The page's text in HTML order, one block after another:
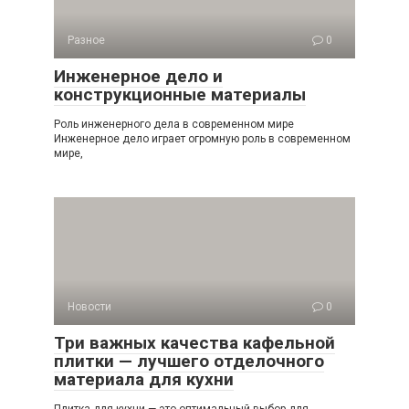
Разное 0
Инженерное дело и
конструкционные материалы
Роль инженерного дела в современном мире
Инженерное дело играет огромную роль в современном
мире,
Новости 0
Три важных качества кафельной
плитки — лучшего отделочного
материала для кухни